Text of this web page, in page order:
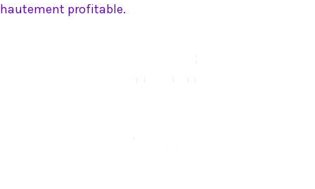
hautement profitable.